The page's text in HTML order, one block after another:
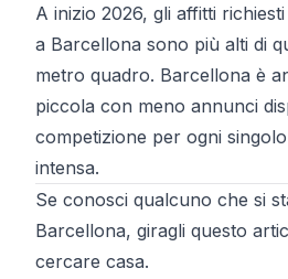
A inizio 2026, gli affitti
a Barcellona sono più alti di
metro quadro. Barcellona è
piccola con meno annunci
competizione per ogni
intensa.
Se conosci qualcuno che si
Barcellona, giragli questo
cercare casa.